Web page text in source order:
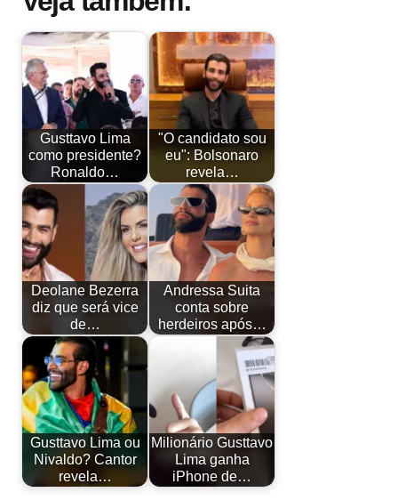
Gusttavo Lima
como presidente?
Ronaldo…
"O candidato sou
eu": Bolsonaro
revela…
Deolane Bezerra
diz que será vice
de…
Andressa Suita
conta sobre
herdeiros após…
Gusttavo Lima ou
Nivaldo? Cantor
revela…
Milionário Gusttavo
Lima ganha
iPhone de…